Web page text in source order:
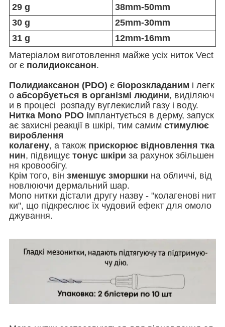
29 g
38mm-50mm
30 g
25mm-30mm
31 g
12mm-16mm
Матеріалом виготовлення майже усіх ниток Vect
or є полидиоксанон.
Полидиаксанон (PDO) є біорозкладаним і легк
о абсорбується в організмі людини, виділяюч
и в процесі розпаду вуглекислий газу і воду.
Нитка Mono PDO імплантується в дерму, запуск
ає захисні реакції в шкірі, тим самим стимулює
вироблення
колагену, а також прискорює відновлення тка
нин, підвищує тонус шкіри за рахунок збільшен
ня кровообігу.
Крім того, він зменшує зморшки на обличчі, від
новлюючи дермальний шар.
Mono нитки дістали другу назву - "колагенові нит
ки", що підкреслює їх чудовий ефект для омоло
джування.